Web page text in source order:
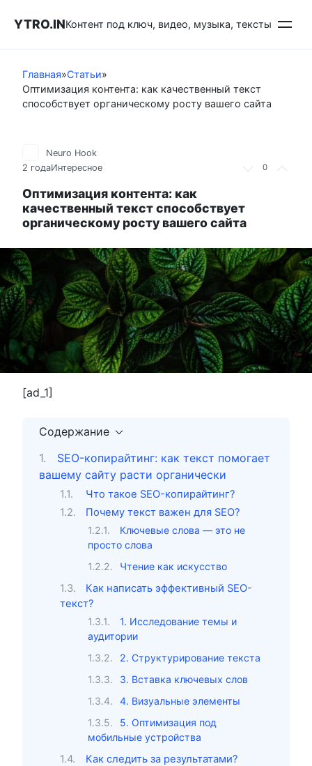
YTRO.INКонтент под ключ, видео, музыка, тексты
Главная»Статьи»
Оптимизация контента: как качественный текст
способствует органическому росту вашего сайта
0
Neuro Hook
2 годаИнтересное
Оптимизация контента: как
качественный текст способствует
органическому росту вашего сайта
[ad_1]
Содержание
SEO-копирайтинг: как текст помогает
вашему сайту расти органически
Что такое SEO-копирайтинг?
Почему текст важен для SEO?
Ключевые слова — это не
просто слова
Чтение как искусство
Как написать эффективный SEO-
текст?
1. Исследование темы и
аудитории
2. Структурирование текста
3. Вставка ключевых слов
4. Визуальные элементы
5. Оптимизация под
мобильные устройства
Как следить за результатами?